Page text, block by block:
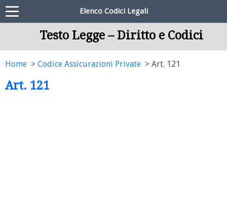
Elenco Codici Legali
Testo Legge – Diritto e Codici
Home Codice Assicurazioni Private Art. 121
Art. 121